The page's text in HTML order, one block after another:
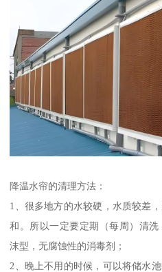
降温水帘的清理方法：
1、很多地方的水较硬，水质较差
和。所以一定要定期（每周）清
沫型，无腐蚀性的消毒剂；
2、晚上不用的时候，可以将储水